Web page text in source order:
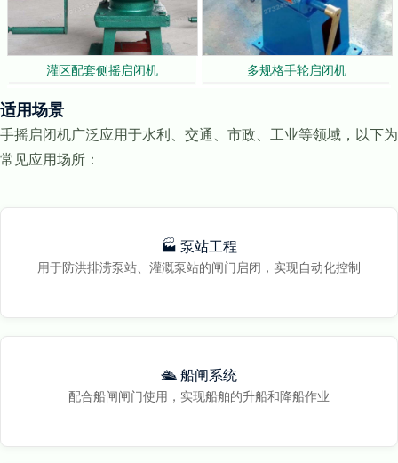
灌区配套侧摇启闭机 多规格手轮启闭机
适用场景
手摇启闭机广泛应用于水利、交通、市政、工业等领域，以下为
常见应用场所：
🏭 泵站工程
用于防洪排涝泵站、灌溉泵站的闸门启闭，实现自动化控制
🛳️ 船闸系统
配合船闸闸门使用，实现船舶的升船和降船作业